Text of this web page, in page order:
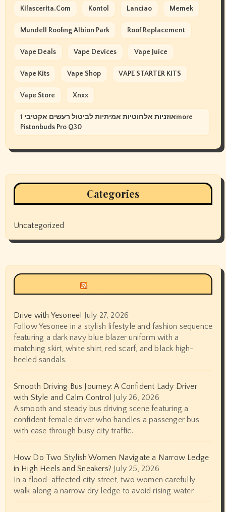
Kilascerita.com Kontol Lanciao Memek
Mundell Roofing Albion Park Roof Replacement
Vape Deals Vape Devices Vape Juice
Vape Kits Vape Shop VAPE STARTER KITS
Vape Store Xnxx
אוזניות אלחוטיות אמיתיות לביטול רעשים אקטיבי 1more
Pistonbuds Pro Q30
Categories
Uncategorized
Drive with Yesonee! July 27, 2026
Follow Yesonee in a stylish lifestyle and fashion sequence
featuring a dark navy blue blazer uniform with a
matching skirt, white shirt, red scarf, and black high-
heeled sandals.
Smooth Driving Bus Journey: A Confident Lady Driver
with Style and Calm Control July 26, 2026
A smooth and steady bus driving scene featuring a
confident female driver who handles a passenger bus
with ease through busy city traffic.
How Do Two Stylish Women Navigate a Narrow Ledge
in High Heels and Sneakers? July 25, 2026
In a flood-affected city street, two women carefully
walk along a narrow dry ledge to avoid rising water.